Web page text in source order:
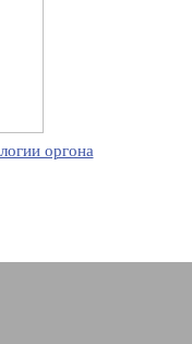
оргона